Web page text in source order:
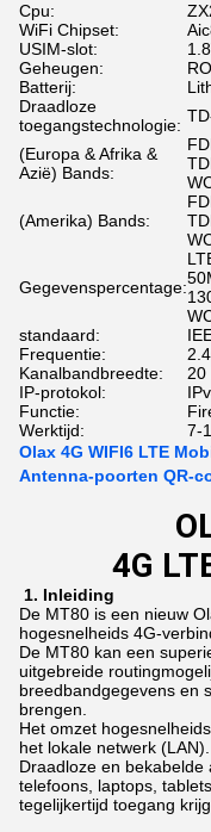
Cpu:
WiFi Chipset:
USIM-slot:
Geheugen:
Batterij:
Draadloze
toegangstechnologie:
(Europa & Afrika &
Azië) Bands:
(Amerika) Bands:
Gegevenspercentage:
standaard:
Frequentie:
Kanalbandbreedte:
20
IP-protokol:
Functie:
Werktijd:
7-
Olax 4G WIFI6 LTE
Antenna-poorten QR-
4G
1. Inleiding
De MT80 is een nieuw
hogesnelheids 4G-
De MT80 kan een
uitgebreide
breedbandgegevens en
brengen.
Het omzet
het lokale netwerk (LAN).
Draadloze en
telefoons, laptops,
tegelijkertijd toegang